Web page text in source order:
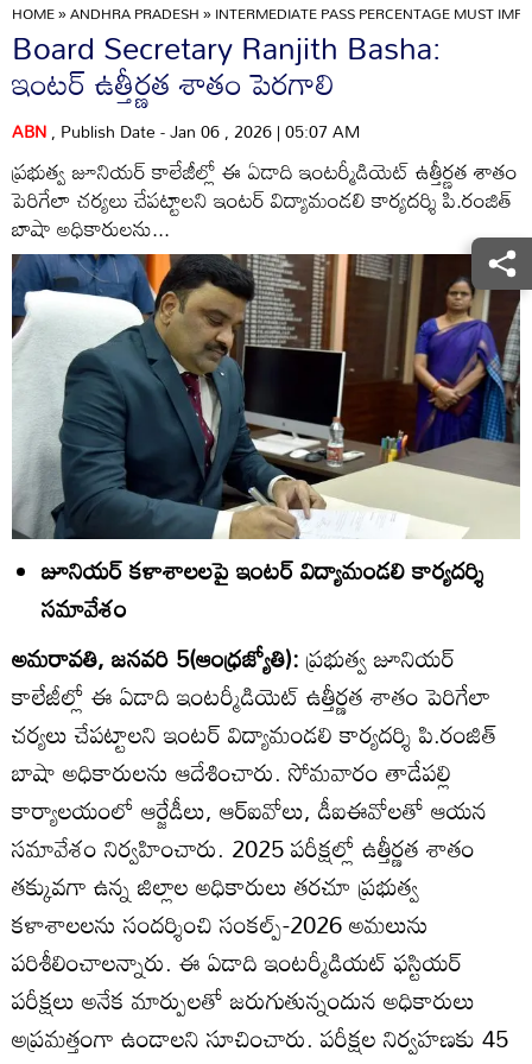
HOME»ANDHRA PRADESH»INTERMEDIATE PASS PERCENTAGE MUST
Board Secretary Ranjith Basha:
ఇంటర్‌ ఉత్తీర్ణత శాతం పెరగాలి
ABN, Publish Date - Jan 06 , 2026 | 05:07 AM
ప్రభుత్వ జూనియర్‌ కాలేజీల్లో ఈ ఏడాది ఇంటర్మీడియెట్‌ ఉత్తీర్ణత శాతం
పెరిగేలా చర్యలు చేపట్టాలని ఇంటర్‌ విద్యామండలి కార్యదర్శి పి.రంజిత్‌
బాషా అధికారులను...
జూనియర్‌ కళాశాలలపై ఇంటర్‌ విద్యామండలి కార్యదర్శి
సమావేశం
అమరావతి, జనవరి 5(ఆంధ్రజ్యోతి):ప్రభుత్వ జూనియర్‌
కాలేజీల్లో ఈ ఏడాది ఇంటర్మీడియెట్‌ ఉత్తీర్ణత శాతం పెరిగేలా
చర్యలు చేపట్టాలని ఇంటర్‌ విద్యామండలి కార్యదర్శి పి.రంజిత్‌
బాషా అధికారులను ఆదేశించారు. సోమవారం తాడేపల్లి
కార్యాలయంలో ఆర్జేడీలు, ఆర్‌ఐవోలు, డీఐఈవోలతో ఆయన
సమావేశం నిర్వహించారు. 2025 పరీక్షల్లో ఉత్తీర్ణత శాతం
తక్కువగా ఉన్న జిల్లాల అధికారులు తరచూ ప్రభుత్వ
కళాశాలలను సందర్శించి సంకల్ప్‌-2026 అమలును
పరిశీలించాలన్నారు. ఈ ఏడాది ఇంటర్మీడియట్‌ ఫస్టియర్‌
పరీక్షలు అనేక మార్పులతో జరుగుతున్నందున అధికారులు
అప్రమత్తంగా ఉండాలని సూచించారు. పరీక్షల నిర్వహణకు 45